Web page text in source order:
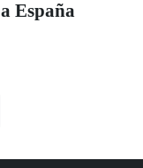
España